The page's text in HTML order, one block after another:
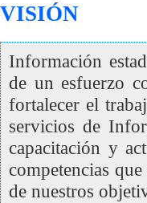
VISIÓN
Información
de un esfuerzo
fortalecer el
servicios de
capacitación y
competencias
de nuestros